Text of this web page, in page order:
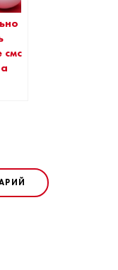
смс